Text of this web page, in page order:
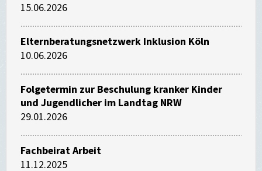
15.06.2026
Elternberatungsnetzwerk Inklusion Köln
10.06.2026
Folgetermin zur Beschulung kranker Kinder
und Jugendlicher im Landtag NRW
29.01.2026
Fachbeirat Arbeit
11.12.2025